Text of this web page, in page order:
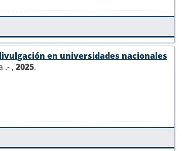
en universidades nacionales
.- , 2025.